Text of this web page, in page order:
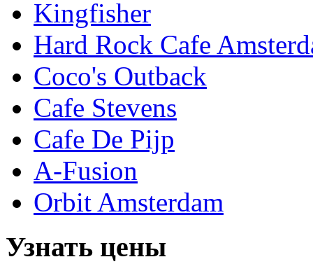
Kingfisher
Hard Rock Cafe
Coco's Outback
Cafe Stevens
Cafe De Pijp
A-Fusion
Orbit Amsterdam
Узнать цены